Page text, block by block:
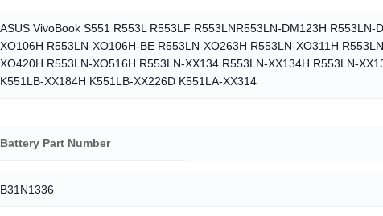
ASUS VivoBook S551 R553L R553LF R553LNR553LN-DM123H R553LN-
XO106H R553LN-XO106H-BE R553LN-XO263H R553LN-XO311H
XO420H R553LN-XO516H R553LN-XX134 R553LN-XX134H R553LN-
K551LB-XX184H K551LB-XX226D K551LA-XX314
Battery Part Number
B31N1336